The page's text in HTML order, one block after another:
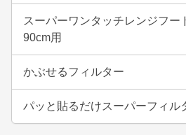
スーパーワンタッチレンジフー
90cm用
かぶせるフィルター
パッと貼るだけスーパーフィル